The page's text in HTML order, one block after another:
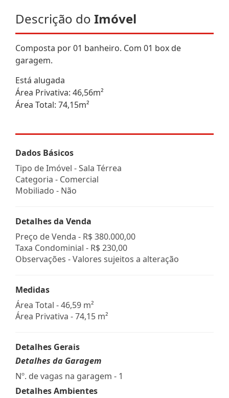
Descrição do Imóvel
Composta por 01 banheiro. Com 01 box de
garagem.
Está alugada
Área Privativa: 46,56m²
Área Total: 74,15m²
Dados Básicos
Tipo de Imóvel - Sala Térrea
Categoria - Comercial
Mobiliado - Não
Detalhes da Venda
Preço de Venda - R$ 380.000,00
Taxa Condominial - R$ 230,00
Observações - Valores sujeitos a alteração
Medidas
Área Total - 46,59 m²
Área Privativa - 74,15 m²
Detalhes Gerais
Detalhes da Garagem
Nº. de vagas na garagem - 1
Detalhes Ambientes